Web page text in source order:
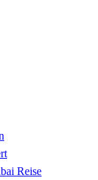
Reise